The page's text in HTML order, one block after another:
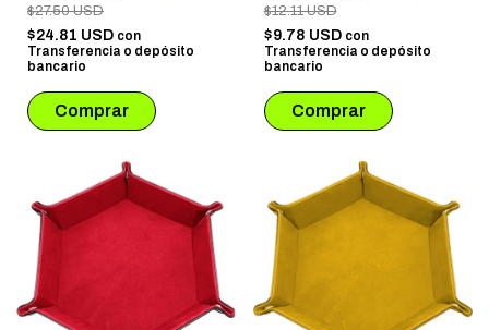
$27.50 USD
$24.81 USD con
Transferencia o depósito
bancario
$12.11 USD
$9.78 USD con
Transferencia o depósito
bancario